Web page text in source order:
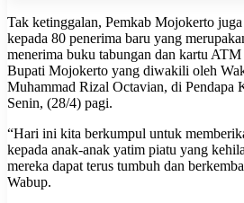
Tak ketinggalan, Pemkab Mojokerto
kepada 80 penerima baru yang
menerima buku tabungan dan kartu ATM
Bupati Mojokerto yang diwakili oleh
Muhammad Rizal Octavian, di Pendapa
Senin, (28/4) pagi.
“Hari ini kita berkumpul untuk
kepada anak-anak yatim piatu yang
mereka dapat terus tumbuh dan
Wabup.